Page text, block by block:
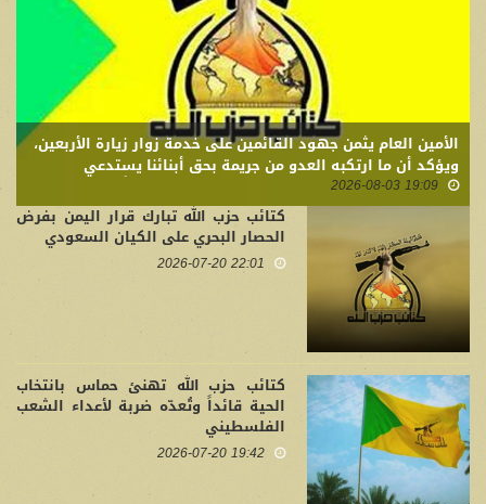
الأمين العام يثمن جهود القائمين على خدمة زوار زيارة الأربعين،
ويؤكد أن ما ارتكبه العدو من جريمة بحق أبنائنا يستدعي
التمسك بالسلاح وتطويره لردع كل من يريد بنا شراً
19:09 2026-08-03
كتائب حزب الله تبارك قرار اليمن بفرض
الحصار البحري على الكيان السعودي
22:01 2026-07-20
كتائب حزب الله تهنئ حماس بانتخاب
الحية قائداً وتُعدّه ضربة لأعداء الشعب
الفلسطيني
19:42 2026-07-20